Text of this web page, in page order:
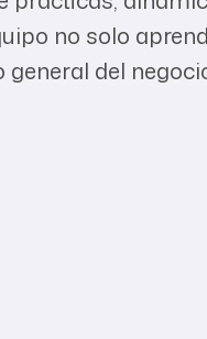
no solo
del